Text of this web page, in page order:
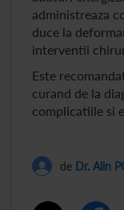
administreaza
duce la
interventii
Este
curand de la
complicatiile si
de Dr. Alin